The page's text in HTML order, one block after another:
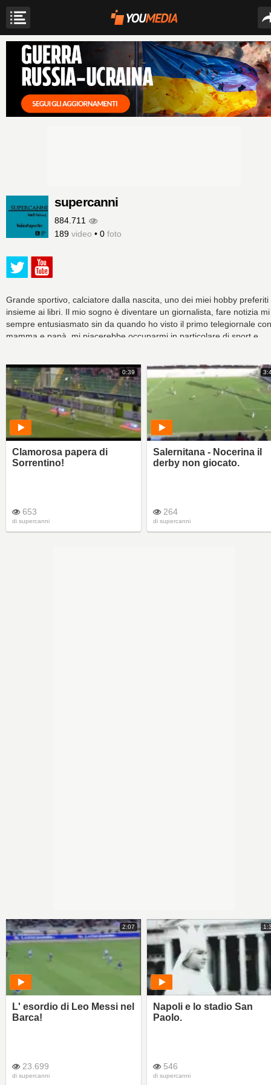
supercanni
884.711
189 video • 0 foto
Grande sportivo, calciatore dalla nascita, uno dei miei hobby preferiti
insieme ai libri. Il mio sogno è diventare un giornalista, fare notizia
sempre entusiasmato sin da quando ho visto il primo telegiornale con
mamma e papà, mi piacerebbe occuparmi in particolare di sport e
0:39
Clamorosa papera di
Sorrentino!
653
di supercanni
Salernitana - Nocerina il
derby non giocato.
264
di supercanni
2:07
L' esordio di Leo Messi nel
Barca!
23.699
di supercanni
Napoli e lo stadio San
Paolo.
546
di supercanni